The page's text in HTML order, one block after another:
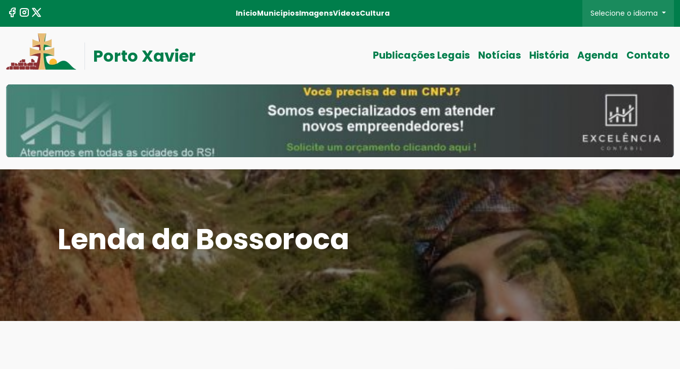
InícioMunicípiosImagensVídeosCultura Selecione o idioma
Porto Xavier Publicações Legais Notícias História Agenda Contato
Lenda da Bossoroca